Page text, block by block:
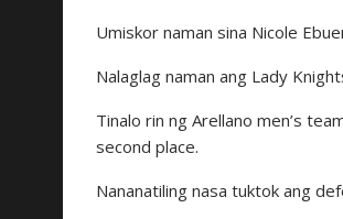
Umiskor naman sina Nicole
Nalaglag naman ang Lady
Tinalo rin ng Arellano men’s
second place.
Nananatiling nasa tuktok ang